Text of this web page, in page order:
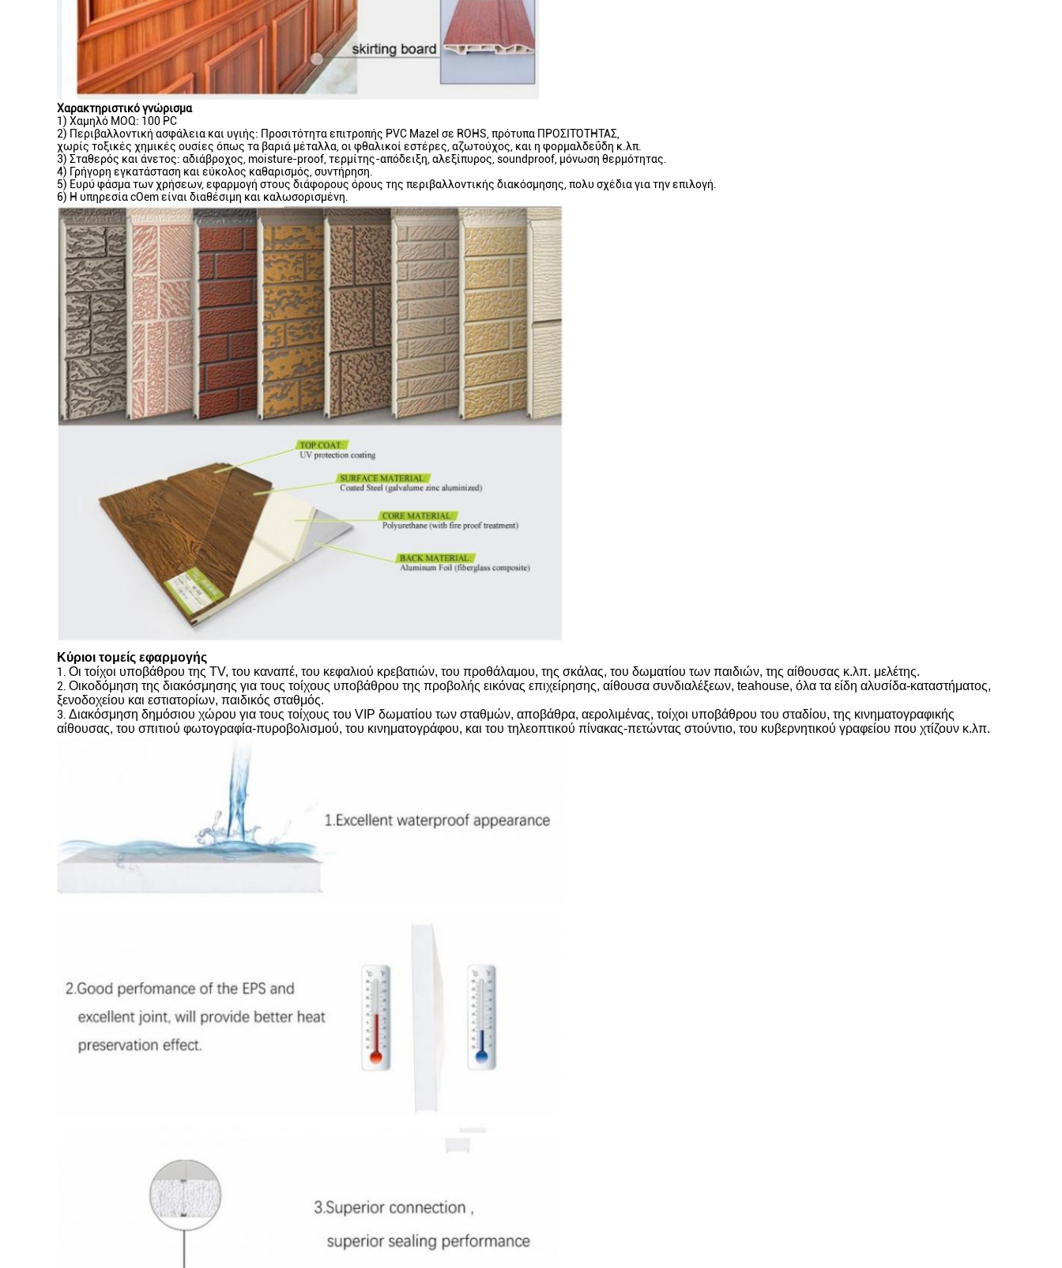
Χαρακτηριστικό γνώρισμα
1) Χαμηλό MOQ: 100 PC
2) Περιβαλλοντική ασφάλεια και υγιής: Προσιτότητα επιτροπής PVC Mazel σε ROHS, πρότυπα ΠΡΟΣΙΤΌΤΗΤΑΣ,
χωρίς τοξικές χημικές ουσίες όπως τα βαριά μέταλλα, οι φθαλικοί εστέρες, αζωτούχος, και η φορμαλδεΰδη κ.λπ.
3) Σταθερός και άνετος: αδιάβροχος, moisture-proof, τερμίτης-απόδειξη, αλεξίπυρος, soundproof, μόνωση θερμότητας.
4) Γρήγορη εγκατάσταση και εύκολος καθαρισμός, συντήρηση.
5) Ευρύ φάσμα των χρήσεων, εφαρμογή στους διάφορους όρους της περιβαλλοντικής διακόσμησης, πολυ σχέδια για την επιλογή.
6) Η υπηρεσία cOem είναι διαθέσιμη και καλωσορισμένη.
Κύριοι τομείς εφαρμογής
1. Οι τοίχοι υποβάθρου της TV, του καναπέ, του κεφαλιού κρεβατιών, του προθάλαμου, της σκάλας, του δωματίου των παιδιών, της αίθουσας κ.λπ. μελέτης.
2. Οικοδόμηση της διακόσμησης για τους τοίχους υποβάθρου της προβολής εικόνας επιχείρησης, αίθουσα συνδιαλέξεων, teahouse, όλα τα είδη αλυσίδα-καταστήματος,
ξενοδοχείου και εστιατορίων, παιδικός σταθμός.
3. Διακόσμηση δημόσιου χώρου για τους τοίχους του VIP δωματίου των σταθμών, αποβάθρα, αερολιμένας, τοίχοι υποβάθρου του σταδίου, της κινηματογραφικής
αίθουσας, του σπιτιού φωτογραφία-πυροβολισμού, του κινηματογράφου, και του τηλεοπτικού πίνακας-πετώντας στούντιο, του κυβερνητικού γραφείου που χτίζουν κ.λπ.